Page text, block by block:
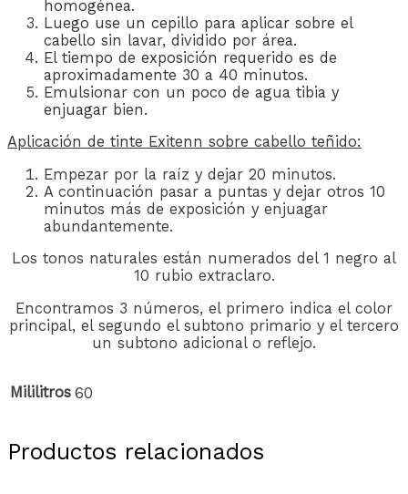
homogénea.
Luego use un cepillo para aplicar sobre el
cabello sin lavar, dividido por área.
El tiempo de exposición requerido es de
aproximadamente 30 a 40 minutos.
Emulsionar con un poco de agua tibia y
enjuagar bien.
Aplicación de tinte Exitenn sobre cabello teñido:
Empezar por la raíz y dejar 20 minutos.
A continuación pasar a puntas y dejar otros 10
minutos más de exposición y enjuagar
abundantemente.
Los tonos naturales están numerados del 1 negro al
10 rubio extraclaro.
Encontramos 3 números, el primero indica el color
principal, el segundo el subtono primario y el tercero
un subtono adicional o reflejo.
Mililitros 60
Productos relacionados